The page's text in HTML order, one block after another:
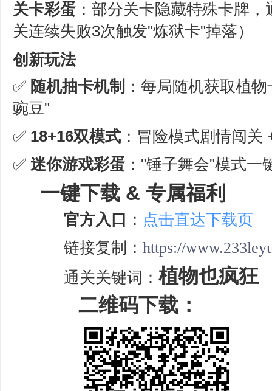
关卡彩蛋 ：部分关卡隐藏特殊卡牌
关连续失败3次触发"炼狱卡"掉落）
创新玩法
✅ ‌ 随机抽卡机制
：每局随机获取植
豌豆"
✅ ‌ 18+16双模式 ：冒险模式剧情闯
✅ ‌ 迷你游戏彩蛋 ："锤子舞会"模式一
一键下载 & 专属福利
官方入口 ‌： 点击直达下载页
链接复制： https://
通关关键词：植物也疯狂
二维码下载：